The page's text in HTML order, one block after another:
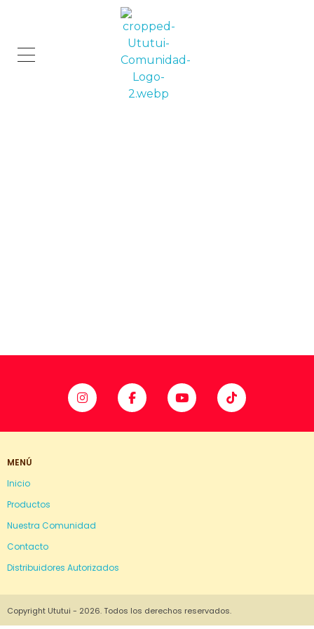
MENÚ
Inicio
Productos
Nuestra Comunidad
Contacto
Distribuidores Autorizados
Copyright Ututui - 2026. Todos los derechos reservados.